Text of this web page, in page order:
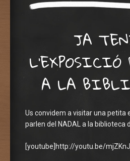
JA
L’EXPOSICIÓ
A LA
Us convidem a visitar una petita
parlen del NADAL a la biblioteca
[youtube]http://youtu.be/